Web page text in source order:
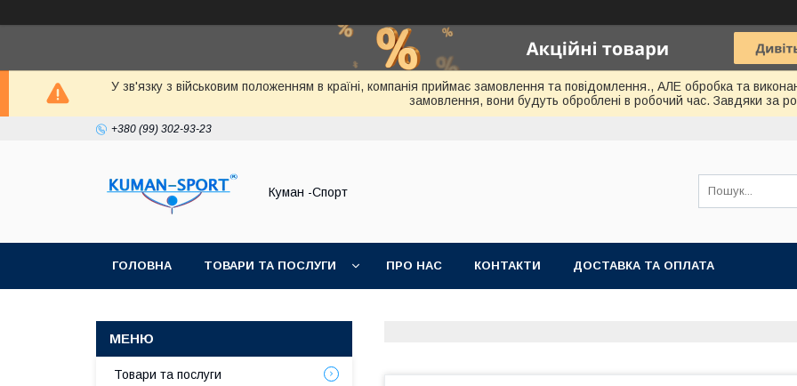
У зв'язку з військовим положенням в країні, компанія приймає замовлення та повідомлення., АЛЕ обробка та
замовлення, вони будуть оброблені в робочий час. Завдяки за
+380 (99) 302-93-23
Куман -Спорт
ГОЛОВНА ТОВАРИ ТА ПОСЛУГИ ПРО НАС КОНТАКТИ ДОСТАВКА ТА ОПЛАТА
Товари та послуги